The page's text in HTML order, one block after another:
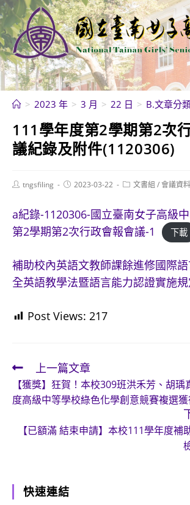
跳
轉
至
主
要
內
> 2023 年 > 3 月 > 22 日 > B.文章分
111學年度第2學期第2次
議紀錄及附件(1120306)
Posttngsfiling
Post2023-03-22
Post文書組 /會議資
a紀錄-1120306-國立臺南女子高級
第2學期第2次行政會報會議-1
下載
補助校內英語文教師課餘進修國際語
全英語教學法暨語言能力認證實施規
Post Views: 217
Read
more
articles
上一篇文章
【獲獎】狂賀！本校309班洪禾芳、胡
度高級中等學校綠色化學創意競賽複選
【已額滿 結束申請】本校111學年度補
快速連結